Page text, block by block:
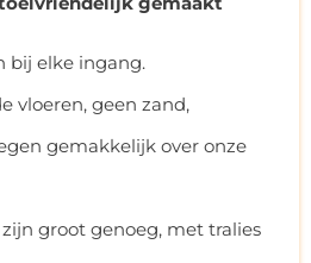
bij elke ingang.
vloeren, geen zand,
gemakkelijk over onze
groot genoeg, met tralies